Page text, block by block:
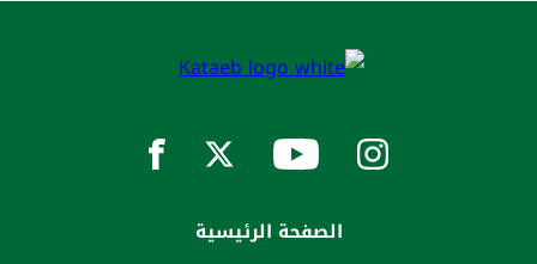
الصفحة الرئيسية